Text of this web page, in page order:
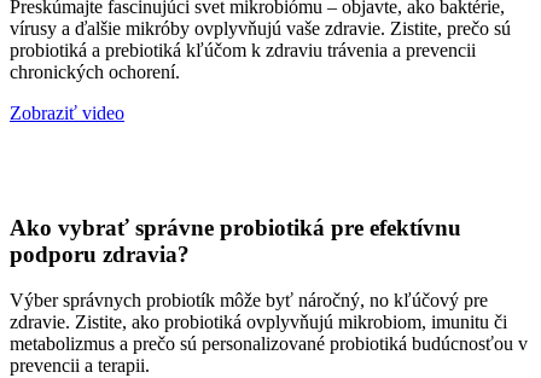
Preskúmajte fascinujúci svet mikrobiómu – objavte, ako baktérie,
vírusy a ďalšie mikróby ovplyvňujú vaše zdravie. Zistite, prečo sú
probiotiká a prebiotiká kľúčom k zdraviu trávenia a prevencii
chronických ochorení.
Zobraziť video
Ako vybrať správne probiotiká pre efektívnu
podporu zdravia?
Výber správnych probiotík môže byť náročný, no kľúčový pre
zdravie. Zistite, ako probiotiká ovplyvňujú mikrobiom, imunitu či
metabolizmus a prečo sú personalizované probiotiká budúcnosťou v
prevencii a terapii.